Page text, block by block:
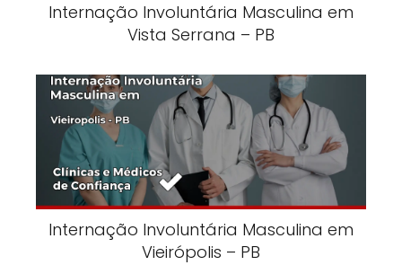
Internação Involuntária Masculina em
Vista Serrana – PB
Internação Involuntária Masculina em
Vieirópolis – PB